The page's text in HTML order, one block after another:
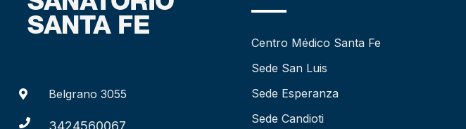
Belgrano 3055
3424560067
Centro Médico Santa Fe
Sede San Luis
Sede Esperanza
Sede Candioti